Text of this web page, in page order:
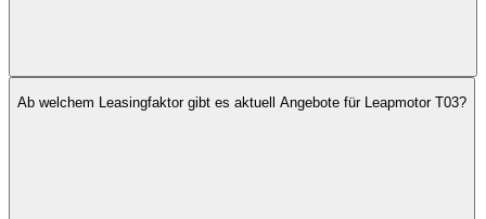
Ab welchem Leasingfaktor gibt es aktuell Angebote für Leapmotor T03?